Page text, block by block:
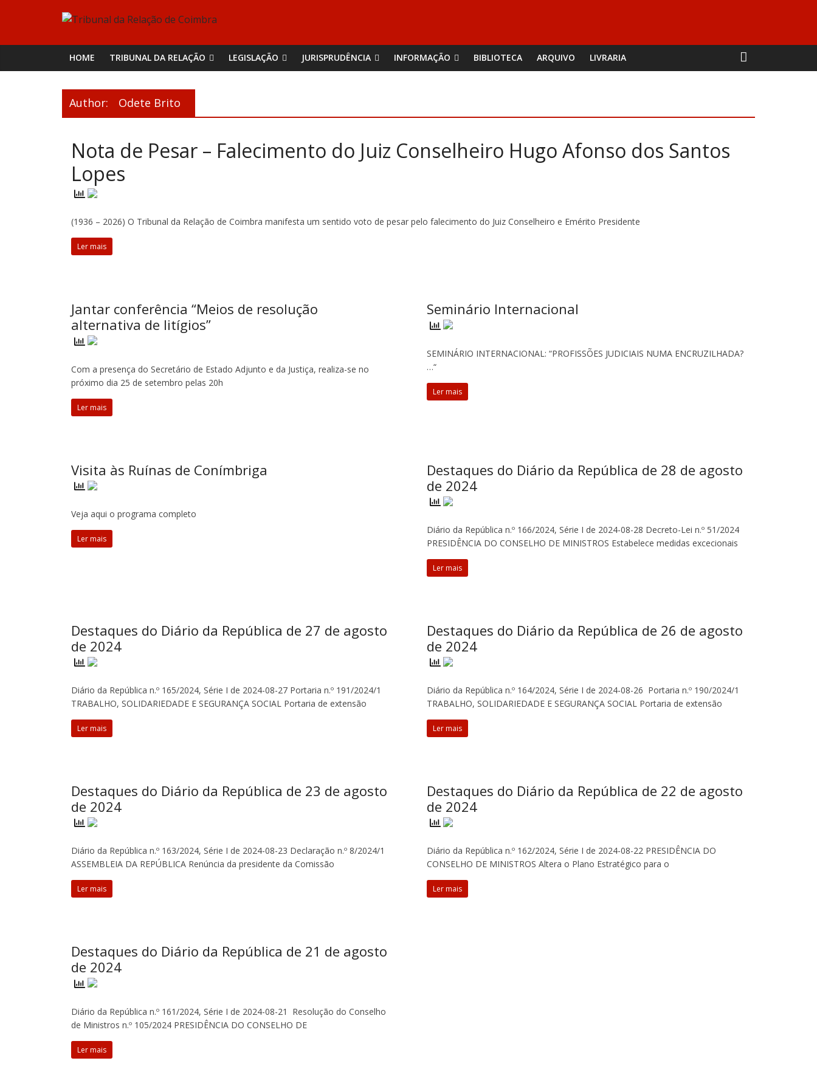
Tribunal
da
Relação
de
Coimbra
HOME TRIBUNAL DA RELAÇÃO LEGISLAÇÃO JURISPRUDÊNCIA INFORMAÇÃO BIBLIOTECA ARQUIVO LIVRARIA
Author: Odete Brito
Nota de Pesar – Falecimento do Juiz Conselheiro Hugo Afonso dos Santos
Lopes
(1936 – 2026) O Tribunal da Relação de Coimbra manifesta um sentido voto de pesar pelo falecimento do Juiz Conselheiro e Emérito Presidente
Ler mais
Jantar conferência “Meios de resolução
alternativa de litígios”
Com a presença do Secretário de Estado Adjunto e da Justiça, realiza-se no
próximo dia 25 de setembro pelas 20h
Ler mais
Seminário Internacional
SEMINÁRIO INTERNACIONAL: “PROFISSÕES JUDICIAIS NUMA ENCRUZILHADA?
…“
Ler mais
Visita às Ruínas de Conímbriga
Veja aqui o programa completo
Ler mais
Destaques do Diário da República de 28 de agosto
de 2024
Diário da República n.º 166/2024, Série I de 2024-08-28 Decreto-Lei n.º 51/2024
PRESIDÊNCIA DO CONSELHO DE MINISTROS Estabelece medidas excecionais
Ler mais
Destaques do Diário da República de 27 de agosto
de 2024
Diário da República n.º 165/2024, Série I de 2024-08-27 Portaria n.º 191/2024/1
TRABALHO, SOLIDARIEDADE E SEGURANÇA SOCIAL Portaria de extensão
Ler mais
Destaques do Diário da República de 26 de agosto
de 2024
Diário da República n.º 164/2024, Série I de 2024-08-26 Portaria n.º 190/2024/1
TRABALHO, SOLIDARIEDADE E SEGURANÇA SOCIAL Portaria de extensão
Ler mais
Destaques do Diário da República de 23 de agosto
de 2024
Diário da República n.º 163/2024, Série I de 2024-08-23 Declaração n.º 8/2024/1
ASSEMBLEIA DA REPÚBLICA Renúncia da presidente da Comissão
Ler mais
Destaques do Diário da República de 22 de agosto
de 2024
Diário da República n.º 162/2024, Série I de 2024-08-22 PRESIDÊNCIA DO
CONSELHO DE MINISTROS Altera o Plano Estratégico para o
Ler mais
Destaques do Diário da República de 21 de agosto
de 2024
Diário da República n.º 161/2024, Série I de 2024-08-21 Resolução do Conselho
de Ministros n.º 105/2024 PRESIDÊNCIA DO CONSELHO DE
Ler mais